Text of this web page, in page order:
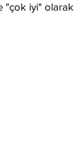
"çok iyi" olarak